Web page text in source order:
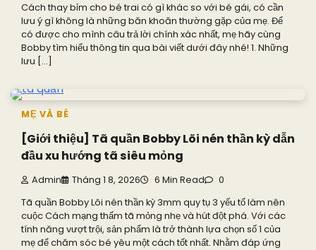
Cách thay bỉm cho bé trai có gì khác so với bé gái, có cần
lưu ý gì không là những băn khoăn thường gặp của mẹ. Để
có được cho mình câu trả lời chính xác nhất, mẹ hãy cùng
Bobby tìm hiểu thông tin qua bài viết dưới đây nhé! 1. Những
lưu […]
MẸ VÀ BÉ
[Giới thiệu] Tã quần Bobby Lõi nén thần kỳ dẫn
đầu xu hướng tã siêu mỏng
Admin Tháng 1 8, 2026 6 Min Read 0
Tã quần Bobby Lõi nén thần kỳ 3mm quy tụ 3 yếu tố làm nên
cuộc Cách mạng thấm tã mỏng nhẹ và hút đột phá. Với các
tính năng vượt trội, sản phẩm là trở thành lựa chọn số 1 của
mẹ để chăm sóc bé yêu một cách tốt nhất. Nhằm đáp ứng